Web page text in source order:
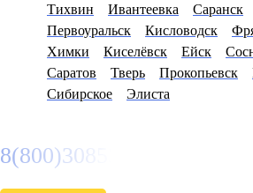
Тихвин Ивантеевка Саранск
Первоуральск
Кисловодск
Химки
Киселёвск Ейск
Саратов
Тверь Прокопьевск
Сибирское
Элиста
8(800)3085303